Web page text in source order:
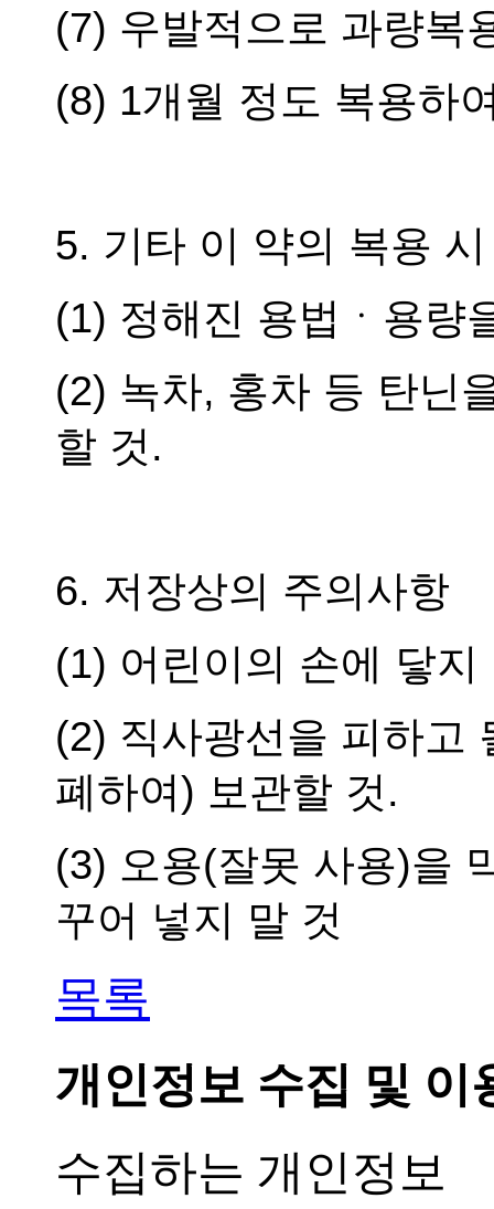
(7) 우발적으로 과량복
(8) 1개월 정도 복용하
5. 기타 이 약의 복용
(1) 정해진 용법ㆍ용량
(2) 녹차, 홍차 등 탄닌
할 것.
6. 저장상의 주의사항
(1) 어린이의 손에 닿
(2) 직사광선을 피하고
폐하여) 보관할 것.
(3) 오용(잘못 사용)을
꾸어 넣지 말 것
목록
개인정보 수집 및 이
수집하는 개인정보